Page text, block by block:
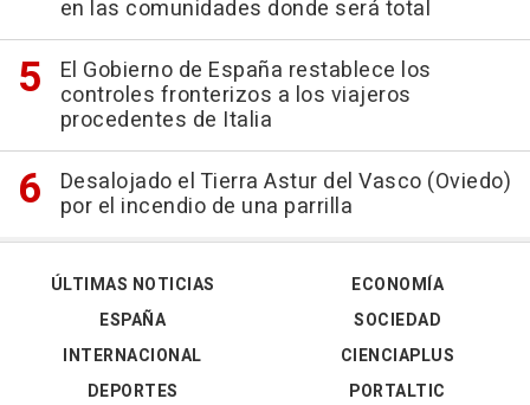
en las comunidades donde será total
El Gobierno de España restablece los
controles fronterizos a los viajeros
procedentes de Italia
Desalojado el Tierra Astur del Vasco (Oviedo)
por el incendio de una parrilla
ÚLTIMAS NOTICIAS
ESPAÑA
INTERNACIONAL
DEPORTES
ECONOMÍA
SOCIEDAD
CIENCIAPLUS
PORTALTIC